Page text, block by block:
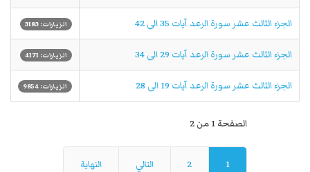
الجزء الثالث عشر سورة الرعد آیات 35 الى 42 الزيارات: 3183
الجزء الثالث عشر سورة الرعد آیات 29 الى 34 الزيارات: 4171
الجزء الثالث عشر سورة الرعد آیات 19 الى 28 الزيارات: 9854
الصفحة 1 من 2
1
2 التالي النهاية